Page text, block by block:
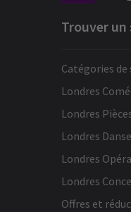
Trouver un
Catégories
Londres
Londres
Londres Danse
Londres Opéra
Londres
Offres et